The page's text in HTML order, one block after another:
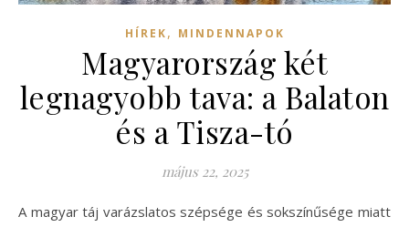
HÍREK, MINDENNAPOK
Magyarország két
legnagyobb tava: a Balaton
és a Tisza-tó
május 22, 2025
A magyar táj varázslatos szépsége és sokszínűsége miatt